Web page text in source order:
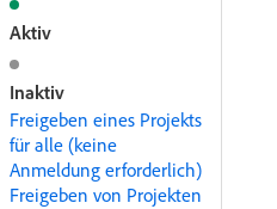
Aktiv
Inaktiv
Freigeben eines Projekts
für alle (keine
Anmeldung erforderlich)
Freigeben von Projekten